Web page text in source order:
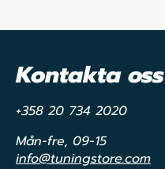
Kontakta oss
+358 20 734 2020
Mån-fre, 09-15
info@tuningstore.com